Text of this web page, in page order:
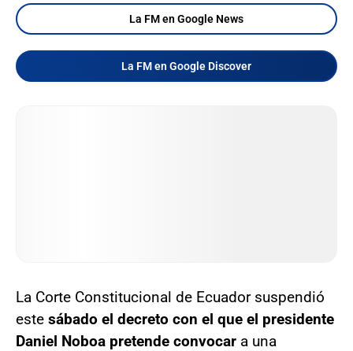
La FM en Google News
La FM en Google Discover
La Corte Constitucional de Ecuador suspendió
este sábado el decreto con el que el presidente
Daniel Noboa pretende convocar a una